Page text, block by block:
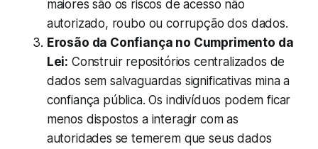
maiores são os riscos de acesso não
autorizado, roubo ou corrupção dos dados.
Erosão da Confiança no Cumprimento da
Lei: Construir repositórios centralizados de
dados sem salvaguardas significativas mina a
confiança pública. Os indivíduos podem ficar
menos dispostos a interagir com as
autoridades se temerem que seus dados